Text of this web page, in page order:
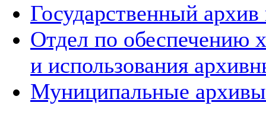
Государственный архив
Отдел по обеспечению
и использования
Муниципальные архивы